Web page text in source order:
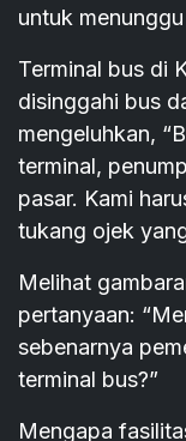
untuk
Terminal bus di
disinggahi bus
mengeluhkan,
terminal,
pasar. Kami
tukang ojek
Melihat
pertanyaan:
sebenarnya
terminal bus?”
Mengapa